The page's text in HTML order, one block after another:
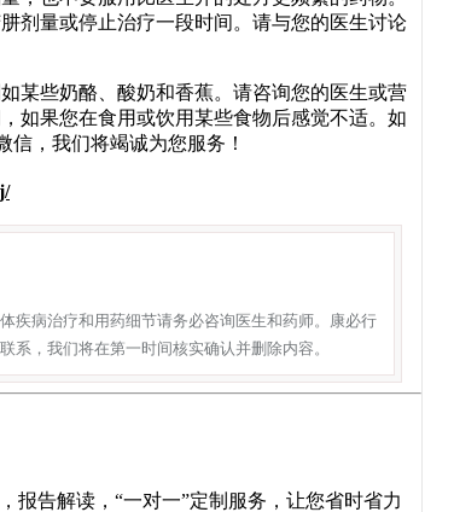
剂量或停止治疗一段时间。请与您的医生讨论
某些奶酪、酸奶和香蕉。请咨询您的医生或营
如果您在食用或饮用某些食物后感觉不适。如
信，我们将竭诚为您服务！
疾病治疗和用药细节请务必咨询医生和药师。康必行
，我们将在第一时间核实确认并删除内容。
报告解读，“一对一”定制服务，让您省时省力